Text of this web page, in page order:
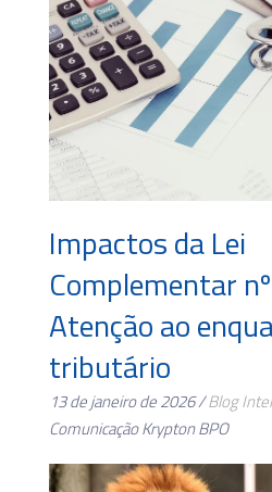
Impactos da Lei
Complementar
Atenção ao
tributário
13 de janeiro de 2026 /Blog
Comunicação Krypton BPO